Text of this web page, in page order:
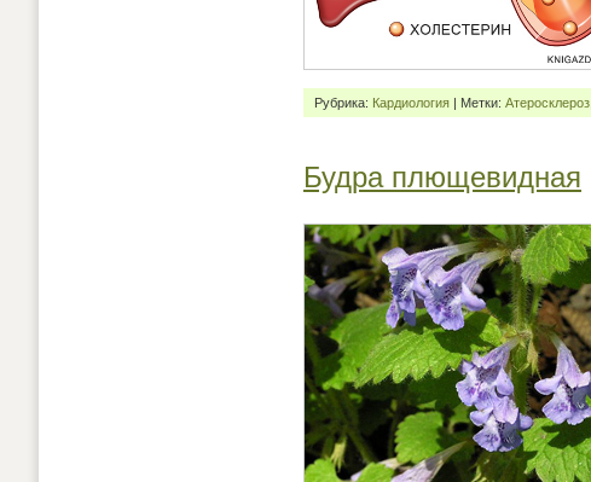
Рубрика: Кардиология | Метки: Атеросклероз
Будра плющевидная